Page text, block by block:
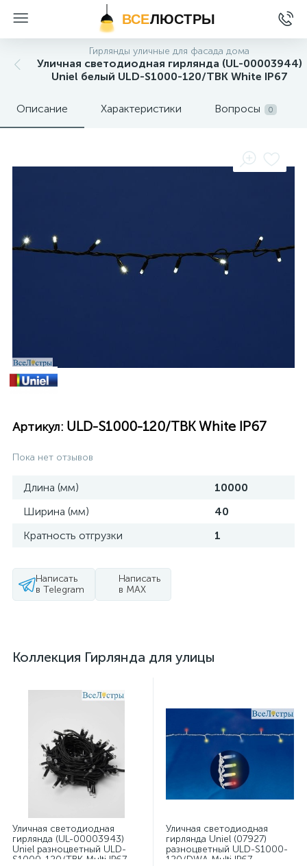
ВСЕЛЮСТРЫ
Гирлянды уличные для фасада дома
Уличная светодиодная гирлянда (UL-00003944)
Uniel белый ULD-S1000-120/TBK White IP67
Описание Характеристики Вопросы 0
Артикул: ULD-S1000-120/TBK White IP67
Пока нет отзывов
Длина (мм)
10000
Ширина (мм)
40
Кратность отгрузки
1
Написать
в Telegram
Написать
в MAX
Коллекция Гирлянда для улицы
Уличная светодиодная
гирлянда (UL-00003943)
Uniel разноцветный ULD-
S1000-120/TBK Multi IP67
Уличная светодиодная
гирлянда Uniel (07927)
разноцветный ULD-S1000-
120/DWA Multi IP67